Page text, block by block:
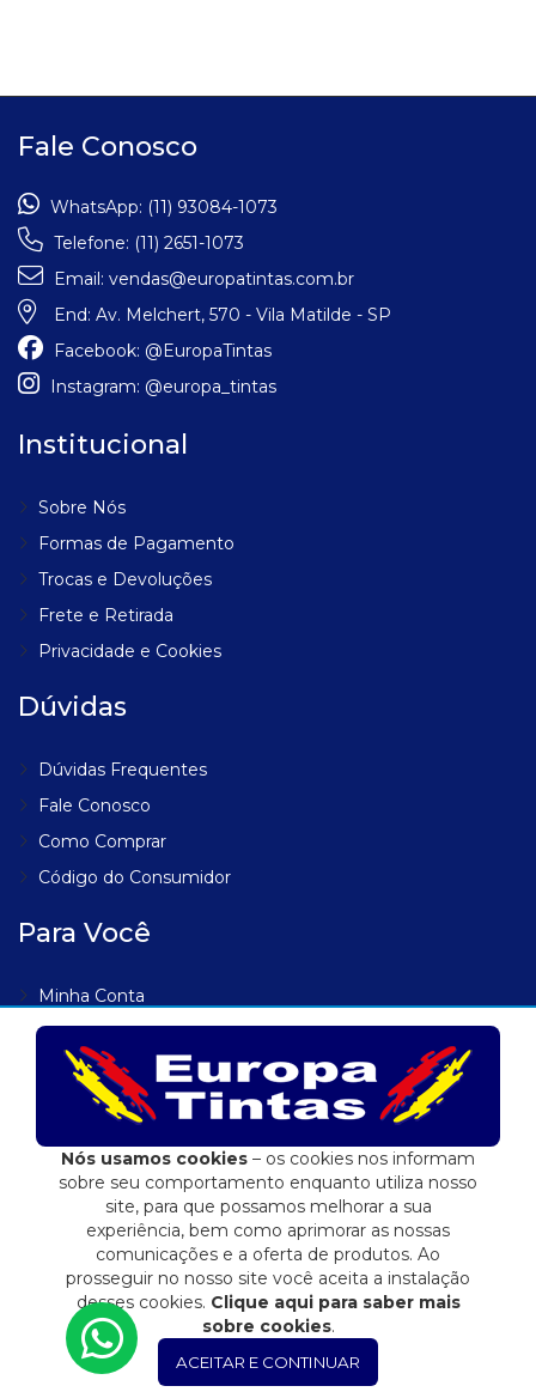
Fale Conosco
WhatsApp: (11) 93084-1073
Telefone: (11) 2651-1073
Email: vendas@europatintas.com.br
End: Av. Melchert, 570 - Vila Matilde - SP
Facebook: @EuropaTintas
Instagram: @europa_tintas
Institucional
Sobre Nós
Formas de Pagamento
Trocas e Devoluções
Frete e Retirada
Privacidade e Cookies
Dúvidas
Dúvidas Frequentes
Fale Conosco
Como Comprar
Código do Consumidor
Para Você
Minha Conta
Meus Endereços
Meus Pedidos
Lista de Desejos
Rastrear Pedido
Eduardo Jose Fidalgo EPP | 04.557.284/0001-72
E-commerce integrado ao ERP Control Shop
© 2022 Max Scalla Informática | Todos os direitos reservados
Nós usamos cookies – os cookies nos informam
sobre seu comportamento enquanto utiliza nosso
site, para que possamos melhorar a sua
experiência, bem como aprimorar as nossas
comunicações e a oferta de produtos. Ao
prosseguir no nosso site você aceita a instalação
desses cookies. Clique aqui para saber mais
sobre cookies.
ACEITAR E CONTINUAR